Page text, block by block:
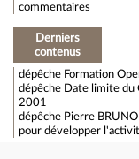
commentaires
Derniers
contenus
dépêche Formation
dépêche Date limite du
2001
dépêche Pierre
pour développer